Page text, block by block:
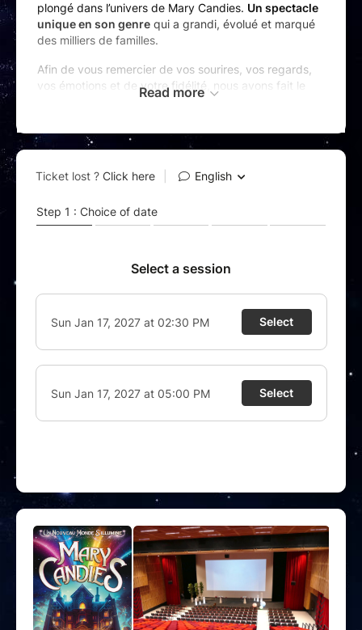
plongé dans l’univers de Mary Candies. Un spectacle
unique en son genre qui a grandi, évolué et marqué
des milliers de familles.
Afin de vous remercier de vos sourires, vos regards,
vos émotions et de votre fidélité, nous avons fait le
réinventer entièrement ce spectacle
proposer une expérience bien au-delà de vos
espérances.
(Re)découvrez l’histoire de Mary Candies
jamais vu : nouveaux décors et personnages,
costumes étincelants et une toute nouvelle mise en
plus immersif, plus intense, plus
première aventure.
Un nouveau monde s’illumine…et il n’attend plus que
vous.
Read more